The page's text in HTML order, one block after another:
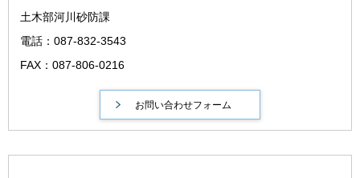
土木部河川砂防課
電話：087-832-3543
FAX：087-806-0216